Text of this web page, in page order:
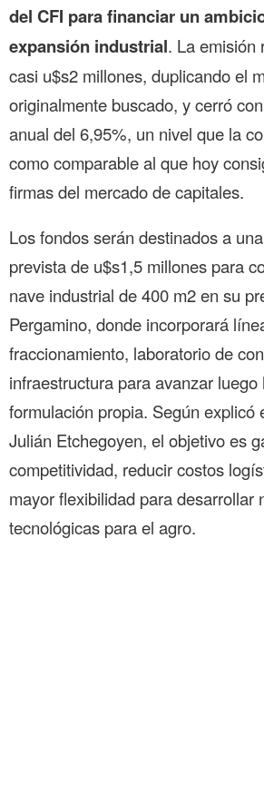
del CFI para financiar un
expansión industrial. La emisión
casi u$s2 millones, duplicando el
originalmente buscado, y cerró
anual del 6,95%, un nivel que la
como comparable al que hoy
firmas del mercado de capitales.
Los fondos serán destinados a
prevista de u$s1,5 millones para
nave industrial de 400 m2 en su
Pergamino, donde incorporará
fraccionamiento, laboratorio de
infraestructura para avanzar
formulación propia. Según explicó
Julián Etchegoyen, el objetivo es
competitividad, reducir costos
mayor flexibilidad para desarrollar
tecnológicas para el agro.